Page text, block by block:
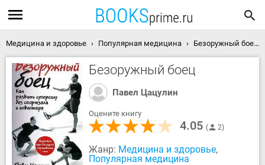
Медицина и здоровье Популярная медицина Безоружный боец скачать книгу
Безоружный боец
Павел Цацулин
Оцените книгу
4.05 2
Жанр: Медицина и здоровье,
Популярная медицина